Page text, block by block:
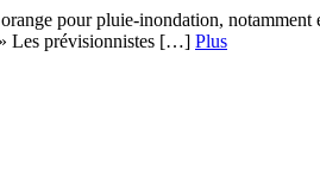
pour pluie-inondation, notamment
» Les prévisionnistes […] Plus